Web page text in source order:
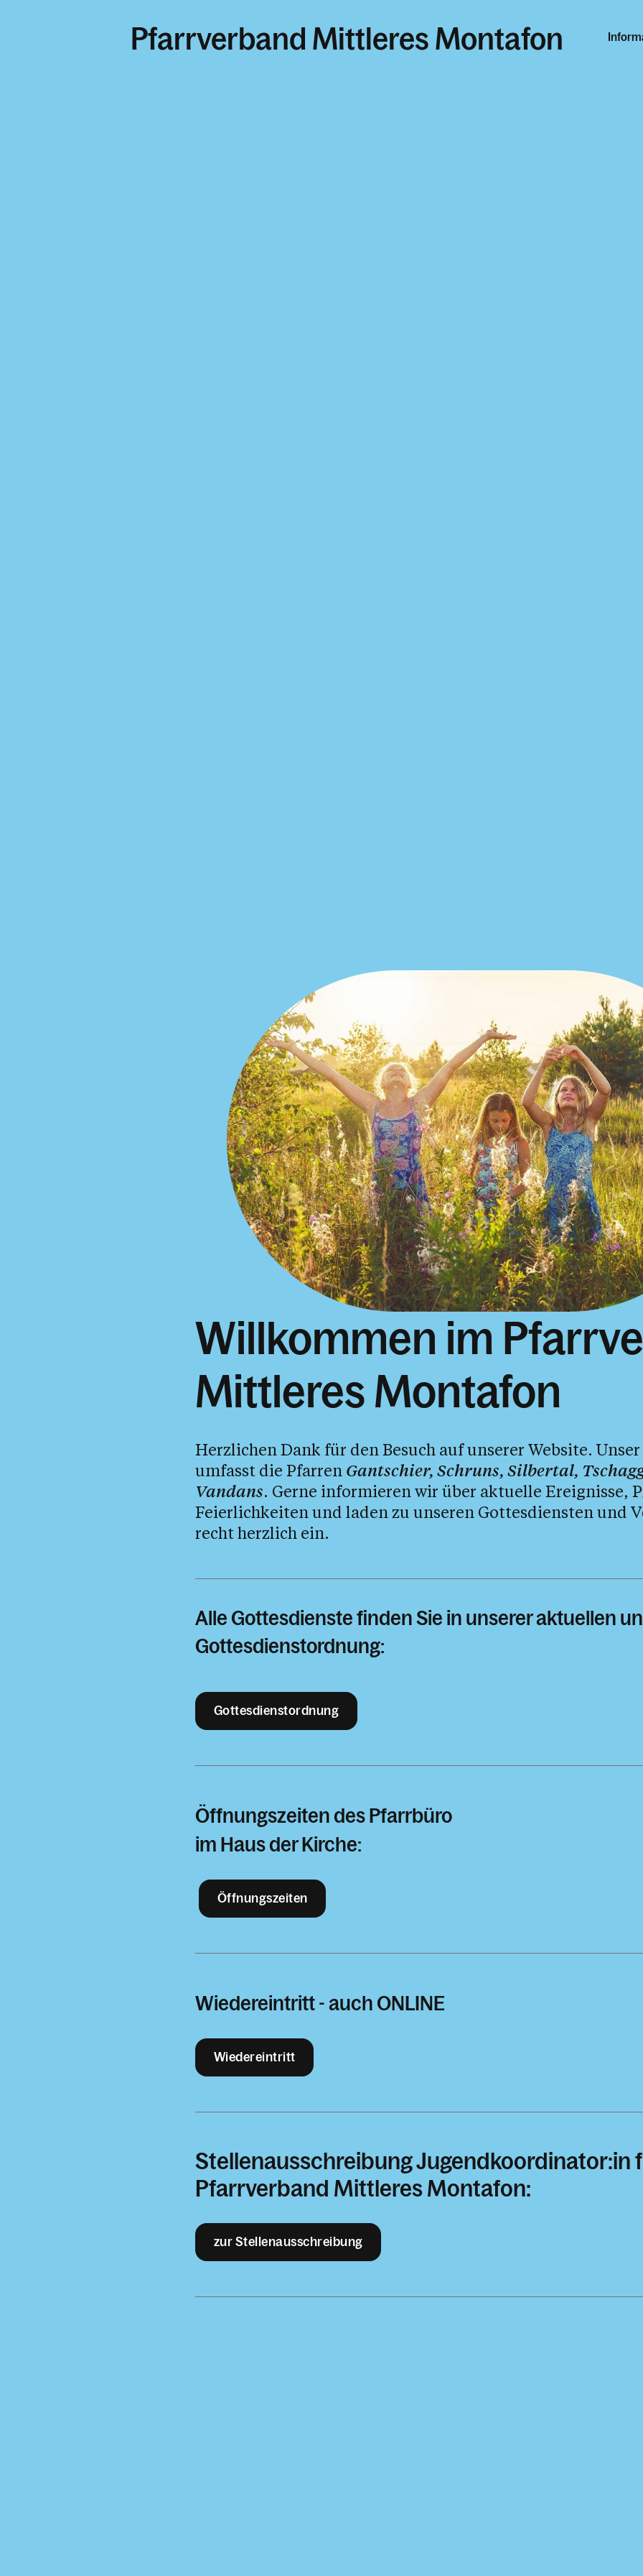
Pfarrverband Mittleres Montafon
Willkommen im
Mittleres Montafon
Herzlichen Dank für den Besuch auf unserer Website.
umfasst die Pfarren Gantschier, Schruns, Silbertal,
Vandans. Gerne informieren wir über aktuelle Ereignisse,
Feierlichkeiten und laden zu unseren Gottesdiensten und
recht herzlich ein.
Alle Gottesdienste finden Sie in unserer aktuellen
Gottesdienstordnung:
Gottesdienstordnung
Öffnungszeiten des Pfarrbüro
im Haus der Kirche:
Öffnungszeiten
Wiedereintritt - auch ONLINE
Wiedereintritt
Stellenausschreibung Jugendkoordinator:in
Pfarrverband Mittleres Montafon:
zur Stellenausschreibung